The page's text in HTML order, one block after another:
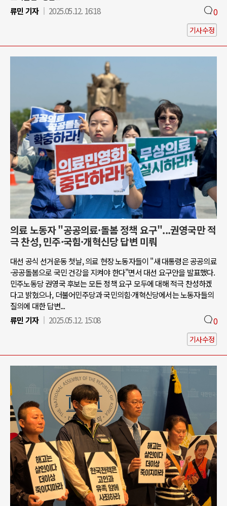
류민 기자
2025.05.12. 16:18 0
기사수정
의료 노동자 "공공의료·돌봄 정책 요구"...권영국만 적
극 찬성, 민주·국힘·개혁신당 답변 미뤄
대선 공식 선거운동 첫날, 의료 현장 노동자들이 "새 대통령은 공공의료
·공공돌봄으로 국민 건강을 지켜야 한다"면서 대선 요구안을 발표했다.
민주노동당 권영국 후보는 모든 정책 요구 모두에 대해 적극 찬성하겠
다고 밝혔으나, 더불어민주당과 국민의힘·개혁신당에서는 노동자들의
질의에 대한 답변...
류민 기자
2025.05.12. 15:08 0
기사수정